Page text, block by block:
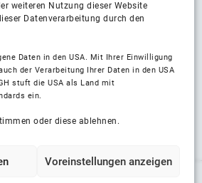
weiteren Nutzung dieser Website
Datenverarbeitung durch den
Daten in den USA. Mit Ihrer Einwilligung
der Verarbeitung Ihrer Daten in den USA
stuft die USA als Land mit
ein.
oder diese ablehnen.
Voreinstellungen anzeigen